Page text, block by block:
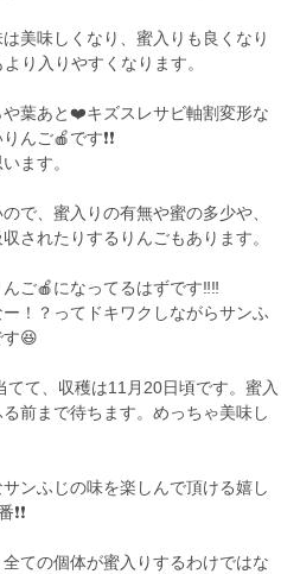
美味しくなり、蜜入りも良くなり
り入りやすくなります。
葉あと❤️キズスレサビ軸割変形な
んご🍎です❗️❗️
ます。
で、蜜入りの有無や蜜の多少や、
されたりするりんごもあります。
ご🍎になってるはずです‼️‼️
！？ってドキワクしながらサンふ
す😆
て、収穫は11月20日頃です。蜜入
前まで待ちます。めっちゃ美味し
ンふじの味を楽しんで頂ける嬉し
ての個体が蜜入りするわけではな